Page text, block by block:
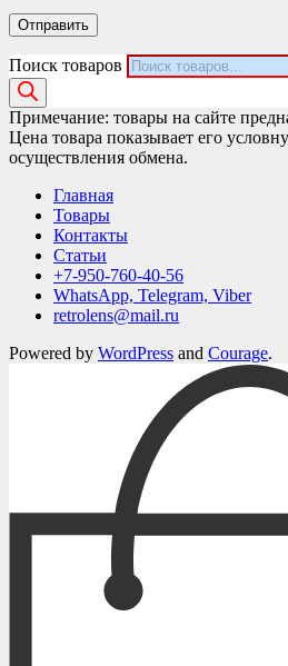
Поиск товаров
Примечание: товары на сайте
Цена товара показывает его
осуществления обмена.
Главная
Товары
Контакты
Статьи
+7-950-760-40-56
WhatsApp, Telegram, Viber
retrolens@mail.ru
Powered by WordPress and Courage.